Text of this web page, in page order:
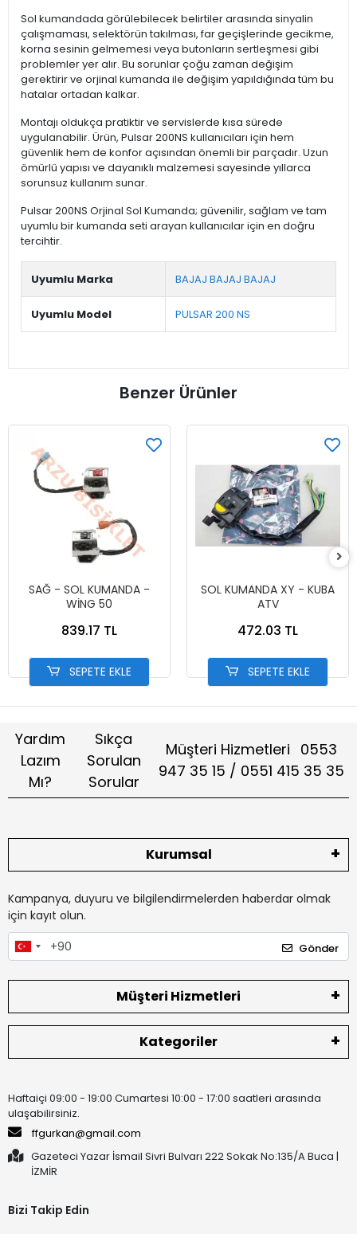
Sol kumandada görülebilecek belirtiler arasında sinyalin
çalışmaması, selektörün takılması, far geçişlerinde gecikme,
korna sesinin gelmemesi veya butonların sertleşmesi gibi
problemler yer alır. Bu sorunlar çoğu zaman değişim
gerektirir ve orjinal kumanda ile değişim yapıldığında tüm bu
hatalar ortadan kalkar.
Montajı oldukça pratiktir ve servislerde kısa sürede
uygulanabilir. Ürün, Pulsar 200NS kullanıcıları için hem
güvenlik hem de konfor açısından önemli bir parçadır. Uzun
ömürlü yapısı ve dayanıklı malzemesi sayesinde yıllarca
sorunsuz kullanım sunar.
Pulsar 200NS Orjinal Sol Kumanda; güvenilir, sağlam ve tam
uyumlu bir kumanda seti arayan kullanıcılar için en doğru
tercihtir.
Uyumlu Marka BAJAJ BAJAJ BAJAJ
Uyumlu Model PULSAR 200 NS
Benzer Ürünler
SAĞ - SOL KUMANDA -
WİNG 50
839.17 TL
SEPETE EKLE
SOL KUMANDA XY - KUBA
ATV
472.03 TL
SEPETE EKLE
Yardım
Lazım
Mı?
Sıkça
Sorulan
Sorular
Müşteri Hizmetleri 0553
947 35 15 / 0551 415 35 35
Kurumsal
Kampanya, duyuru ve bilgilendirmelerden haberdar olmak
için kayıt olun.
Gönder
Müşteri Hizmetleri
Kategoriler
Haftaiçi 09:00 - 19:00 Cumartesi 10:00 - 17:00 saatleri arasında
ulaşabilirsiniz.
ffgurkan@gmail.com
Gazeteci Yazar İsmail Sivri Bulvarı 222 Sokak No:135/A Buca |
İZMİR
Bizi Takip Edin